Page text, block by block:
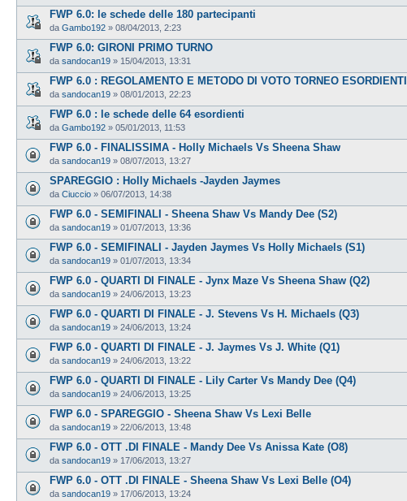
FWP 6.0: le schede delle 180 partecipanti
da Gambo192 » 08/04/2013, 2:23
FWP 6.0: GIRONI PRIMO TURNO
da sandocan19 » 15/04/2013, 13:31
FWP 6.0 : REGOLAMENTO E METODO DI VOTO TORNEO ESORDIENTI
da sandocan19 » 08/01/2013, 22:23
FWP 6.0 : le schede delle 64 esordienti
da Gambo192 » 05/01/2013, 11:53
FWP 6.0 - FINALISSIMA - Holly Michaels Vs Sheena Shaw
da sandocan19 » 08/07/2013, 13:27
SPAREGGIO : Holly Michaels -Jayden Jaymes
da Ciuccio » 06/07/2013, 14:38
FWP 6.0 - SEMIFINALI - Sheena Shaw Vs Mandy Dee (S2)
da sandocan19 » 01/07/2013, 13:36
FWP 6.0 - SEMIFINALI - Jayden Jaymes Vs Holly Michaels (S1)
da sandocan19 » 01/07/2013, 13:34
FWP 6.0 - QUARTI DI FINALE - Jynx Maze Vs Sheena Shaw (Q2)
da sandocan19 » 24/06/2013, 13:23
FWP 6.0 - QUARTI DI FINALE - J. Stevens Vs H. Michaels (Q3)
da sandocan19 » 24/06/2013, 13:24
FWP 6.0 - QUARTI DI FINALE - J. Jaymes Vs J. White (Q1)
da sandocan19 » 24/06/2013, 13:22
FWP 6.0 - QUARTI DI FINALE - Lily Carter Vs Mandy Dee (Q4)
da sandocan19 » 24/06/2013, 13:25
FWP 6.0 - SPAREGGIO - Sheena Shaw Vs Lexi Belle
da sandocan19 » 22/06/2013, 13:48
FWP 6.0 - OTT .DI FINALE - Mandy Dee Vs Anissa Kate (O8)
da sandocan19 » 17/06/2013, 13:27
FWP 6.0 - OTT .DI FINALE - Sheena Shaw Vs Lexi Belle (O4)
da sandocan19 » 17/06/2013, 13:24